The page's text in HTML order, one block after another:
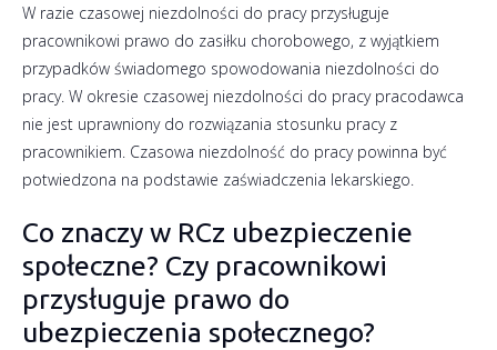
W razie czasowej niezdolności do pracy przysługuje
pracownikowi prawo do zasiłku chorobowego, z wyjątkiem
przypadków świadomego spowodowania niezdolności do
pracy. W okresie czasowej niezdolności do pracy pracodawca
nie jest uprawniony do rozwiązania stosunku pracy z
pracownikiem. Czasowa niezdolność do pracy powinna być
potwiedzona na podstawie zaświadczenia lekarskiego.
Co znaczy w RCz ubezpieczenie
społeczne? Czy pracownikowi
przysługuje prawo do
ubezpieczenia społecznego?